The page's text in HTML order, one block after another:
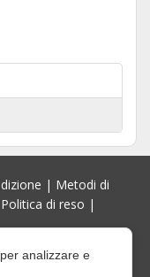
| Metodi di
Politica di reso |
analizzare e